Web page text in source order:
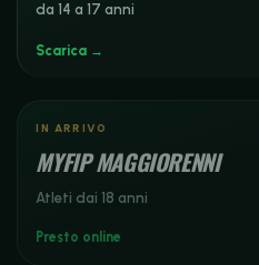
da 14 a 17 anni
Scarica →
IN ARRIVO
MYFIP MAGGIORENNI
Atleti dai 18 anni
Presto online